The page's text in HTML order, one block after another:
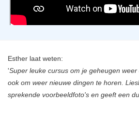
Esther laat weten:
'Super leuke cursus om je geheugen
ook om weer nieuwe dingen te horen.
sprekende voorbeeldfoto's en geeft een